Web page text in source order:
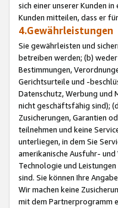
sich einer unserer Kunden
Kunden mitteilen, dass er
4.Gewährleistungen
Sie gewährleisten und
betreiben werden; (b)
Bestimmungen,
Gerichtsurteile und -
Datenschutz, Werbung und
nicht geschäftsfähig sind);
Zusicherungen, Garantien
teilnehmen und keine
unterliegen, in dem Sie
amerikanische Ausfuhr-
Technologie und
sind. Sie können Ihre
Wir machen keine
mit dem Partnerprogramm